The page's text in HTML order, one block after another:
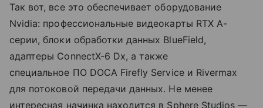
Так вот, все это обеспечивает оборудование
Nvidia: профессиональные видеокарты RTX А-
серии, блоки обработки данных BlueField,
адаптеры ConnectX-6 Dx, а также
специальное ПО DOCA Firefly Service и Rivermax
для потоковой передачи данных. Не менее
интересная начинка находится в Sphere Studios —